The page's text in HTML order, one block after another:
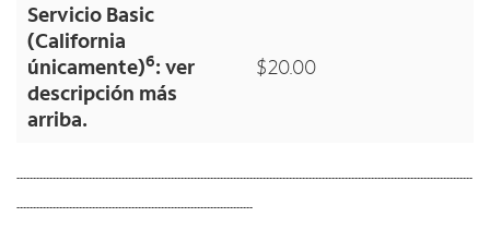
Servicio Basic
(California
únicamente)6: ver
descripción más
arriba.
$20.00
-------------------------------------------------------------------------------------------------------------------------------------------
------------------------------------------------------------------------